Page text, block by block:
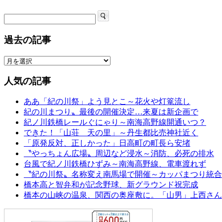
過去の記事
人気の記事
ああ「紀の川祭」よう見とこ～花火や灯篭流し
紀の川まつり〟最後の開催決定…来夏は新企画で
紀ノ川鉄橋レールぐにゃり～南海高野線開通いつ？
できた！「山荘 天の里」～丹生都比売神社近く
「原発反対、正しかった」日高町の町長ら安堵
〝やっちょん広場〟周辺など浸水～消防、必死の排水
台風で紀ノ川鉄橋ひずみ～南海高野線、電車渡れず
〝紀の川祭〟名称変え南馬場で開催～カッパまつり統合
橋本高と智弁和が記念野球、新グラウンド祝完成
橋本の山峡の温泉、関西の奥座敷に。「山男」上西さ